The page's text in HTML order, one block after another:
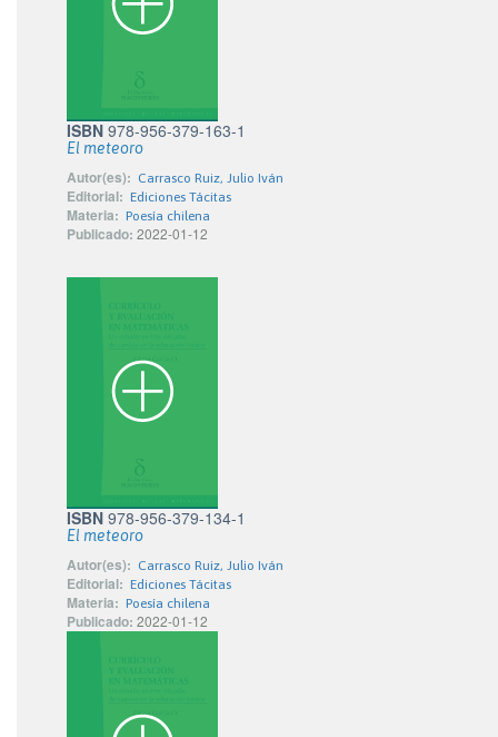
ISBN 978-956-379-163-1
El meteoro
Autor(es): Carrasco Ruiz, Julio Iván
Editorial: Ediciones Tácitas
Materia: Poesía chilena
Publicado: 2022-01-12
ISBN 978-956-379-134-1
El meteoro
Autor(es): Carrasco Ruiz, Julio Iván
Editorial: Ediciones Tácitas
Materia: Poesía chilena
Publicado: 2022-01-12